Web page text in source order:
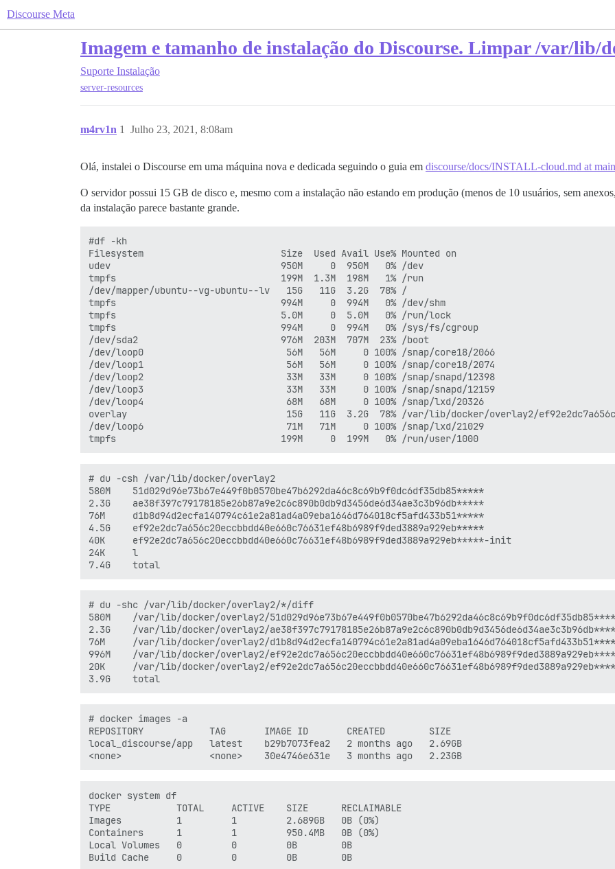
Discourse Meta
Imagem e tamanho de instalação do Discourse. Limpar /var/lib/
Suporte Instalação
server-resources
m4rv1n Julho 23, 2021, 8:08am
1
Olá, instalei o Discourse em uma máquina nova e dedicada seguindo o guia em discourse/docs/INSTALL-cloud.md at
O servidor possui 15 GB de disco e, mesmo com a instalação não estando em produção (menos de 10 usuários, sem
da instalação parece bastante grande.
#df -kh
Filesystem                         Size  Used Avail Use% Mounted on
udev                               950M     0  950M   0% /dev
tmpfs                              199M  1.3M  198M   1% /run
/dev/mapper/ubuntu--vg-ubuntu--lv   15G   11G  3.2G  78% /
tmpfs                              994M     0  994M   0% /dev/shm
tmpfs                              5.0M     0  5.0M   0% /run/lock
tmpfs                              994M     0  994M   0% /sys/fs/cgroup
/dev/sda2                          976M  203M  707M  23% /boot
/dev/loop0                          56M   56M     0 100% /snap/core18/2066
/dev/loop1                          56M   56M     0 100% /snap/core18/2074
/dev/loop2                          33M   33M     0 100% /snap/snapd/12398
/dev/loop3                          33M   33M     0 100% /snap/snapd/12159
/dev/loop4                          68M   68M     0 100% /snap/lxd/20326
overlay                             15G   11G  3.2G  78% /var/lib/docker/overlay2/
/dev/loop6                          71M   71M     0 100% /snap/lxd/21029
# du -csh /var/lib/docker/overlay2
580M    51d029d96e73b67e449f0b0570be47b6292da46c8c69b9f0dc6df35db85*****
2.3G    ae38f397c79178185e26b87a9e2c6c890b0db9d3456de6d34ae3c3b96db*****
76M     d1b8d94d2ecfa140794c61e2a81ad4a09eba1646d764018cf5afd433b51*****
4.5G    ef92e2dc7a656c20eccbbdd40e660c76631ef48b6989f9ded3889a929eb*****
40K     ef92e2dc7a656c20eccbbdd40e660c76631ef48b6989f9ded3889a929eb*****-init
24K     l
# du -shc /var/lib/docker/overlay2/*/diff
580M    /var/lib/docker/overlay2/
2.3G    /var/lib/docker/overlay2/
76M     /var/lib/docker/overlay2/
996M    /var/lib/docker/overlay2/
20K     /var/lib/docker/overlay2/
# docker images -a
REPOSITORY            TAG       IMAGE ID       CREATED        SIZE
local_discourse/app   latest    b29b7073fea2   2 months ago   2.69GB
docker system df
TYPE            TOTAL     ACTIVE    SIZE      RECLAIMABLE
Images          1         1         2.689GB   0B (0%)
Containers      1         1         950.4MB   0B (0%)
Local Volumes   0         0         0B        0B